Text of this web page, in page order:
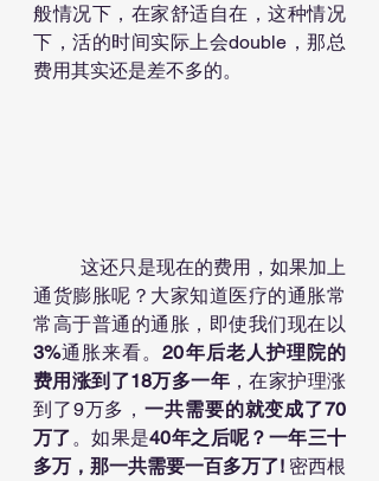
般情况下，在家舒适自在，这种情况
下，活的时间实际上会double，那总
费用其实还是差不多的。
通货膨胀呢？大家知道医疗的通胀常
常高于普通的通胀，即使我们现在以
3%通胀来看。20年后老人护理院的
费用涨到了18万多一年 ，在家护理涨
到了9万多，一共需要的就变成了70
万了 。如果是40年之后呢？一年三十
多万，那一共需要一百多万了! 密西根